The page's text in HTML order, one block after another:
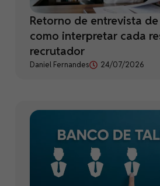
Retorno de entrevista
como interpretar cada
recrutador
Daniel Fernandes 24/07/2026